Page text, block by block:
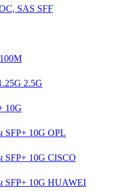
SAS SFF
2.5G
10G
SFP+ 10G OPL
SFP+ 10G CISCO
SFP+ 10G HUAWEI